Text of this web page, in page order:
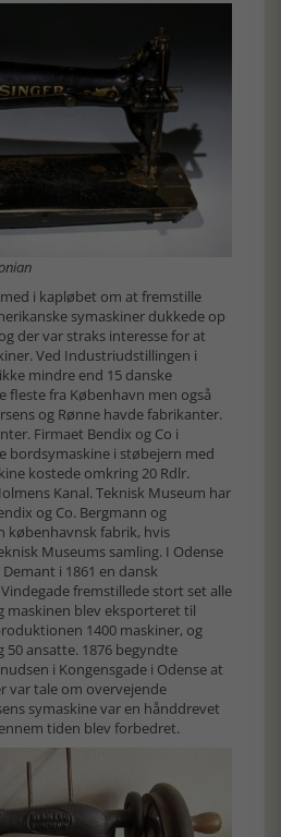
i kapløbet om at fremstille
symaskiner dukkede op
der var straks interesse for at
Ved Industriudstillingen i
mindre end 15 danske
fleste fra København men også
og Rønne havde fabrikanter.
Firmaet Bendix og Co i
bordsymaskine i støbejern med
kostede omkring 20 Rdlr.
Kanal. Teknisk Museum har
og Co. Bergmann og
københavnsk fabrik, hvis
Museums samling. I Odense
i 1861 en dansk
fremstillede stort set alle
maskinen blev eksporteret til
1400 maskiner, og
ansatte. 1876 begyndte
i Kongensgade i Odense at
var tale om overvejende
symaskine var en hånddrevet
tiden blev forbedret.